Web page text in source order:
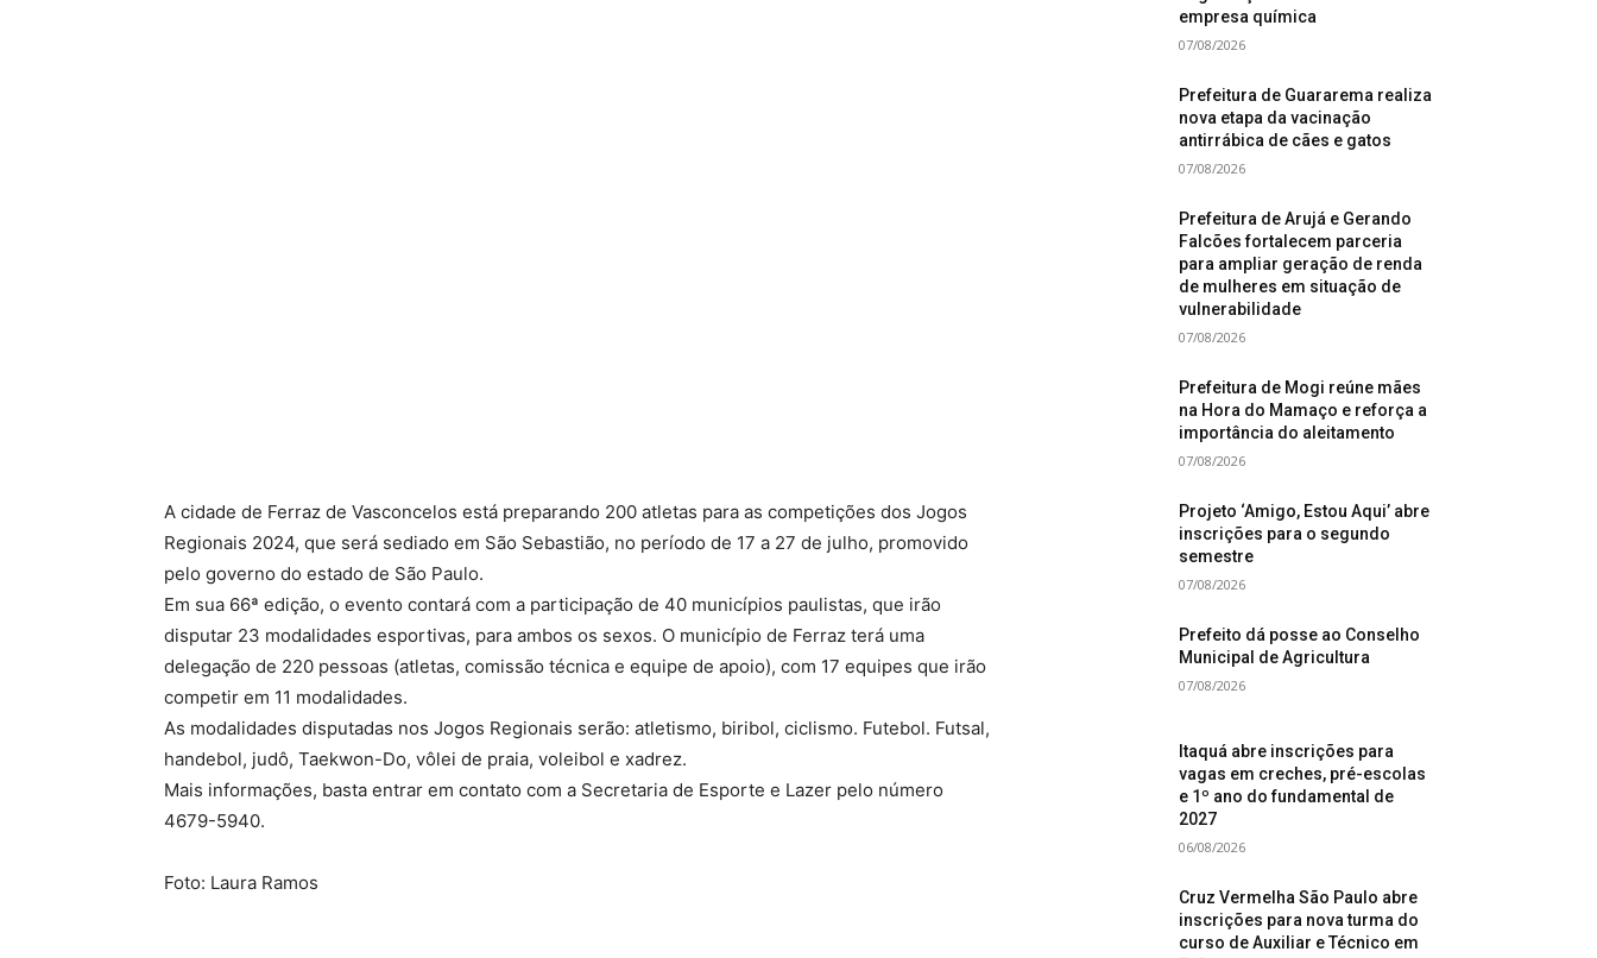
A cidade de Ferraz de Vasconcelos está preparando 200 atletas para as competições dos Jogos
Regionais 2024, que será sediado em São Sebastião, no período de 17 a 27 de julho, promovido
pelo governo do estado de São Paulo.
Em sua 66ª edição, o evento contará com a participação de 40 municípios paulistas, que irão
disputar 23 modalidades esportivas, para ambos os sexos. O município de Ferraz terá uma
delegação de 220 pessoas (atletas, comissão técnica e equipe de apoio), com 17 equipes que irão
competir em 11 modalidades.
As modalidades disputadas nos Jogos Regionais serão: atletismo, biribol, ciclismo. Futebol. Futsal,
handebol, judô, Taekwon-Do, vôlei de praia, voleibol e xadrez.
Mais informações, basta entrar em contato com a Secretaria de Esporte e Lazer pelo número
4679-5940.
Foto: Laura Ramos
empresa química
07/08/2026
Prefeitura de Guararema realiza
nova etapa da vacinação
antirrábica de cães e gatos
07/08/2026
Prefeitura de Arujá e Gerando
Falcões fortalecem parceria
para ampliar geração de renda
de mulheres em situação de
vulnerabilidade
07/08/2026
Prefeitura de Mogi reúne mães
na Hora do Mamaço e reforça a
importância do aleitamento
07/08/2026
Projeto ‘Amigo, Estou Aqui’ abre
inscrições para o segundo
semestre
07/08/2026
Prefeito dá posse ao Conselho
Municipal de Agricultura
07/08/2026
Itaquá abre inscrições para
vagas em creches, pré-escolas
e 1º ano do fundamental de
2027
06/08/2026
Cruz Vermelha São Paulo abre
inscrições para nova turma do
curso de Auxiliar e Técnico em